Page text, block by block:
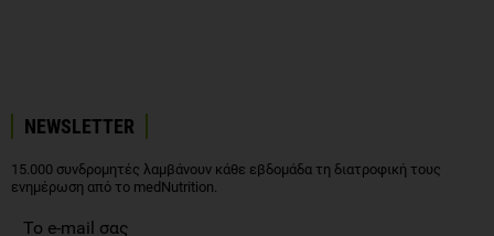
NEWSLETTER
15.000 συνδρομητές λαμβάνουν κάθε εβδομάδα τη διατροφική τους
ενημέρωση από το medNutrition.